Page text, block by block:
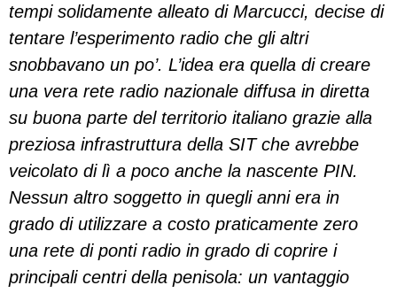
tempi solidamente alleato di Marcucci, decise di
tentare l’esperimento radio che gli altri
snobbavano un po’. L’idea era quella di creare
una vera rete radio nazionale diffusa in diretta
su buona parte del territorio italiano grazie alla
preziosa infrastruttura della SIT che avrebbe
veicolato di lì a poco anche la nascente PIN.
Nessun altro soggetto in quegli anni era in
grado di utilizzare a costo praticamente zero
una rete di ponti radio in grado di coprire i
principali centri della penisola: un vantaggio